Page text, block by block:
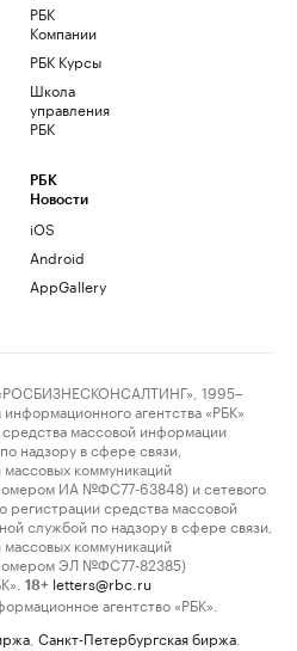
РБК
Компании
РБК Курсы
Школа
управления
РБК
РБК
Новости
iOS
Android
AppGallery
1995–
агентства «РБК»
массовой информации
надзору в сфере связи,
коммуникаций
ИА №ФС77-63848) и сетевого
регистрации средства массовой
службой по надзору в сфере связи,
коммуникаций
ЭЛ №ФС77-82385)
18+ letters@rbc.ru
агентство «РБК».
Санкт-Петербургская биржа